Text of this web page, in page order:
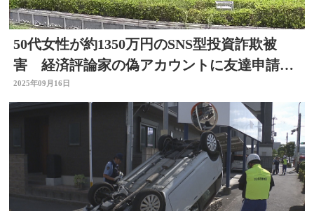
50代女性が約1350万円のSNS型投資詐欺被
害 経済評論家の偽アカウントに友達申請
大分
2025年09月16日